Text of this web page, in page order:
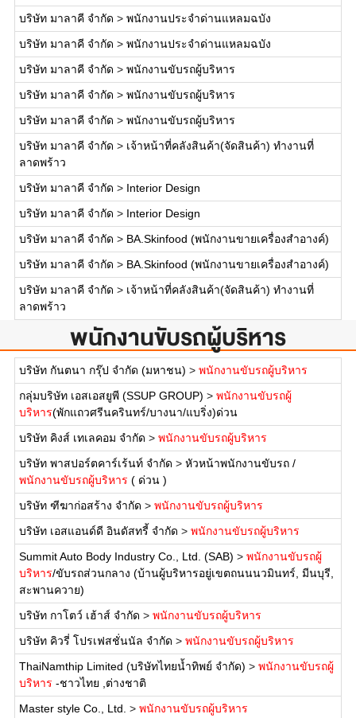
บริษัท มาลาคี จำกัด > พนักงานประจำด่านแหลมฉบัง
บริษัท มาลาคี จำกัด > พนักงานประจำด่านแหลมฉบัง
บริษัท มาลาคี จำกัด > พนักงานขับรถผู้บริหาร
บริษัท มาลาคี จำกัด > พนักงานขับรถผู้บริหาร
บริษัท มาลาคี จำกัด > พนักงานขับรถผู้บริหาร
บริษัท มาลาคี จำกัด > เจ้าหน้าที่คลังสินค้า(จัดสินค้า) ทำงานที่
ลาดพร้าว
บริษัท มาลาคี จำกัด > Interior Design
บริษัท มาลาคี จำกัด > Interior Design
บริษัท มาลาคี จำกัด > BA.Skinfood (พนักงานขายเครื่องสำอางค์)
บริษัท มาลาคี จำกัด > BA.Skinfood (พนักงานขายเครื่องสำอางค์)
บริษัท มาลาคี จำกัด > เจ้าหน้าที่คลังสินค้า(จัดสินค้า) ทำงานที่
ลาดพร้าว
พนักงานขับรถผู้บริหาร
บริษัท กันตนา กรุ๊ป จำกัด (มหาชน) > พนักงานขับรถผู้บริหาร
กลุ่มบริษัท เอสเอสยูพี (SSUP GROUP) > พนักงานขับรถผู้
บริหาร(พักแถวศรีนครินทร์/บางนา/แบริ่ง)ด่วน
บริษัท คิงส์ เทเลคอม จำกัด > พนักงานขับรถผู้บริหาร
บริษัท พาสปอร์ตคาร์เร้นท์ จำกัด > หัวหน้าพนักงานขับรถ /
พนักงานขับรถผู้บริหาร ( ด่วน )
บริษัท ฑีฆาก่อสร้าง จำกัด > พนักงานขับรถผู้บริหาร
บริษัท เอสแอนด์ดี อินดัสทรี้ จำกัด > พนักงานขับรถผู้บริหาร
Summit Auto Body Industry Co., Ltd. (SAB) > พนักงานขับรถผู้
บริหาร/ขับรถส่วนกลาง (บ้านผู้บริหารอยู่เขตถนนนวมินทร์, มีนบุรี,
สะพานควาย)
บริษัท กาโตว์ เฮ้าส์ จำกัด > พนักงานขับรถผู้บริหาร
บริษัท คิวรี่ โปรเฟสชั่นนัล จำกัด > พนักงานขับรถผู้บริหาร
ThaiNamthip Limited (บริษัทไทยน้ำทิพย์ จำกัด) > พนักงานขับรถผู้
บริหาร -ชาวไทย ,ต่างชาติ
Master style Co., Ltd. > พนักงานขับรถผู้บริหาร